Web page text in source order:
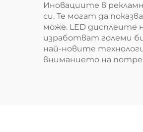
Иновациите в
си. Те могат да
може. LED дисплеите
изработват големи
най-новите
вниманието на